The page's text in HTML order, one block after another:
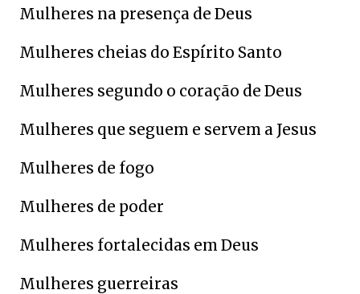
Mulheres na presença de Deus
Mulheres cheias do Espírito Santo
Mulheres segundo o coração de Deus
Mulheres que seguem e servem a Jesus
Mulheres de fogo
Mulheres de poder
Mulheres fortalecidas em Deus
Mulheres guerreiras